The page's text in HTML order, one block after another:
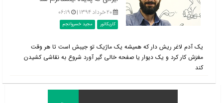
۲۰ خرداد ۱۳۹۴ | ۰۶:۱۹
کاریکاتور مجید خسروانجم
یک آدم لاغر ریش دار که همیشه یک ماژیک تو جیبش است تا هر وقت
مغزش کار کرد و یک دیوار یا صفحه خالی گیر آورد شروع به نقاشی کشیدن
کند